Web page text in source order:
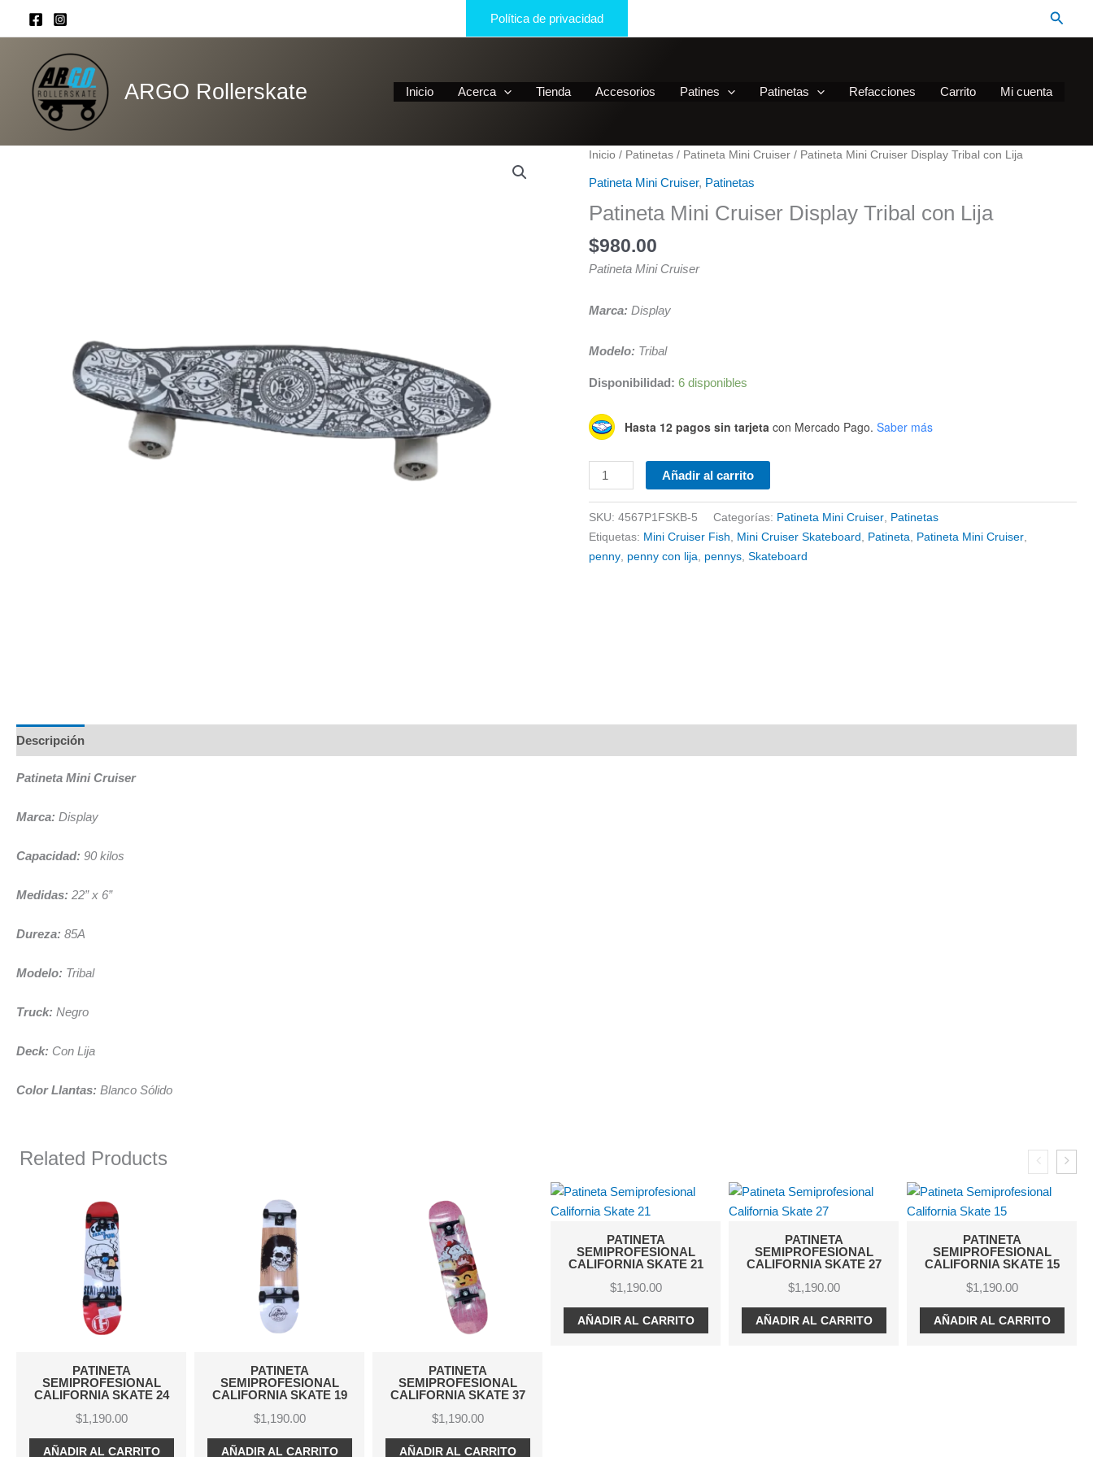
Política de privacidad
ARGO Rollerskate Inicio Acerca Tienda Accesorios Patines Patinetas Refacciones Carrito Mi cuenta
Inicio / Patinetas / Patineta Mini Cruiser / Patineta Mini Cruiser Display Tribal con Lija
Patineta Mini Cruiser, Patinetas
Patineta Mini Cruiser Display Tribal con Lija
$980.00
Patineta Mini Cruiser
Marca: Display
Modelo: Tribal
Disponibilidad: 6 disponibles
Hasta 12 pagos sin tarjeta con Mercado Pago. Saber más
Patineta
Mini
Tribal
con
Añadir al carrito
SKU:4567P1FSKB-5 Categorías: Patineta Mini Cruiser, Patinetas
Etiquetas: Mini Cruiser Fish, Mini Cruiser Skateboard , Patineta, Patineta Mini Cruiser,
penny, penny con lija, pennys,Skateboard
Descripción
Patineta Mini Cruiser
Marca: Display
Capacidad: 90 kilos
Medidas: 22” x 6”
Dureza: 85A
Modelo: Tribal
Truck: Negro
Deck: Con Lija
Color Llantas: Blanco Sólido
Related Products
24
PATINETA
SEMIPROFESIONAL
CALIFORNIA SKATE 19
AÑADIR AL CARRITO
PATINETA
SEMIPROFESIONAL
CALIFORNIA SKATE 37
AÑADIR AL CARRITO
SEMIPROFESIONAL
CALIFORNIA SKATE 21
AÑADIR AL CARRITO
PATINETA
SEMIPROFESIONAL
CALIFORNIA SKATE 27
AÑADIR AL CARRITO
PATINETA
SEMIPROFESIONAL
CALIFORNIA SKATE 15
AÑADIR AL CARRITO